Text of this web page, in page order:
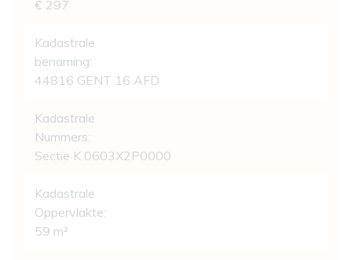
€ 297
Kadastrale
benaming:
44816 GENT 16 AFD
Kadastrale
Nummers:
Sectie K 0603X2P0000
Kadastrale
Oppervlakte:
59 m²